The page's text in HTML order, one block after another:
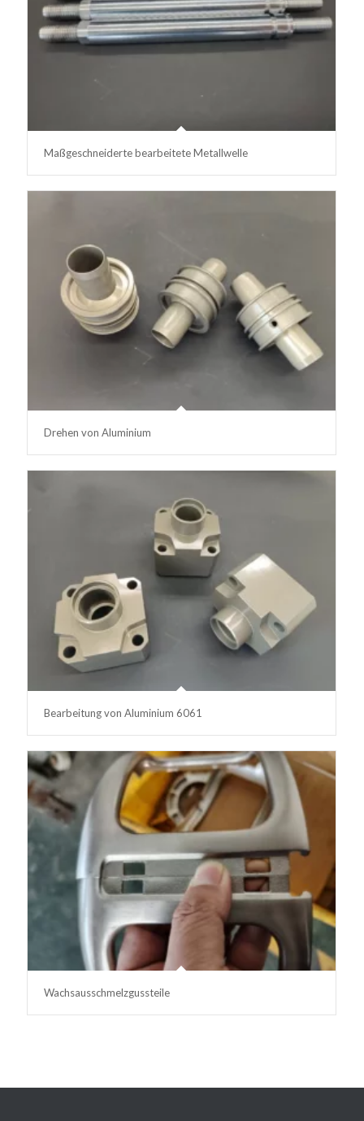
Maßgeschneiderte bearbeitete Metallwelle
Drehen von Aluminium
Bearbeitung von Aluminium 6061
Wachsausschmelzgussteile